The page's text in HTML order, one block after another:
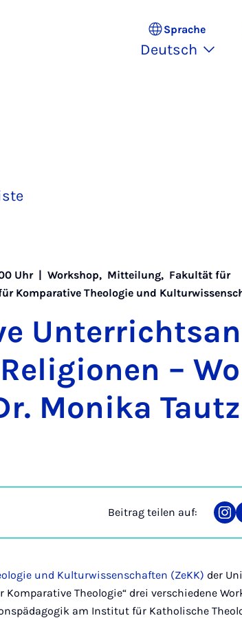
Sprache
Deutsch
Uhr |Workshop, Mitteilung, Fakultät für
Komparative Theologie und
–
Mo­ni­ka Tautz
Beitrag teilen auf:
auf
und Kulturwissenschaften (ZeKK) der
Theologie“ drei verschiedene
am Institut für Katholische